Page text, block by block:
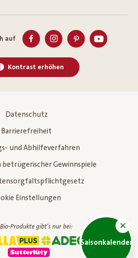
Saisonkalender
auf
Kontrast erhöhen
Datenschutz
Barrierefreiheit
und Abhilfeverfahren
Gewinnspiele
Einstellungen
Produkte gibt's nur bei: